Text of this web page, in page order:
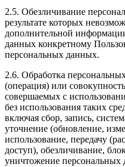
2.5. Обезличивание
результате которых
дополнительной
данных конкретному
персональных данных.
2.6. Обработка
(операция) или
совершаемых с
без использования таких
включая сбор, запись,
уточнение (обновление,
использование, передачу
доступ), обезличивание,
уничтожение персональных